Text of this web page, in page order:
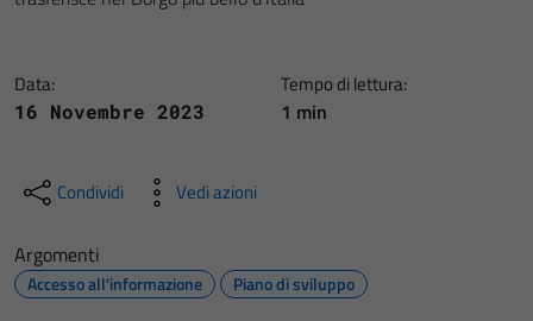
Data:
16 Novembre 2023
Tempo di lettura:
1 min
Condividi Vedi azioni
Argomenti
Accesso all'informazione Piano di sviluppo